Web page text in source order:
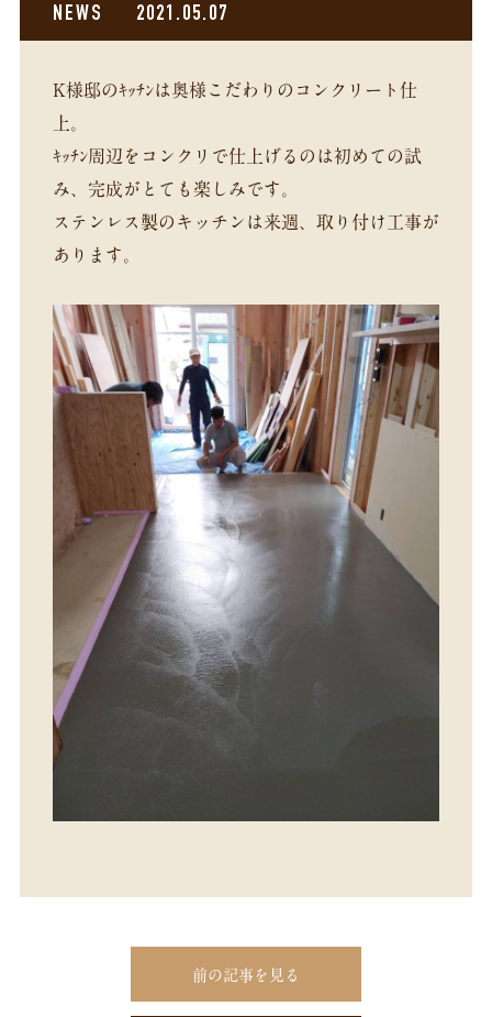
NEWS 2021.05.07
K様邸のｷｯﾁﾝは奥様こだわりのコンクリート仕
上。
ｷｯﾁﾝ周辺をコンクリで仕上げるのは初めての試
み、完成がとても楽しみです。
ステンレス製のキッチンは来週、取り付け工事が
あります。
前の記事を見る